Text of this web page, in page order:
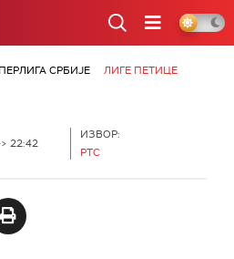
СРБИЈЕ
ЛИГЕ ПЕТИЦЕ
22:42
ИЗВОР:
РТС